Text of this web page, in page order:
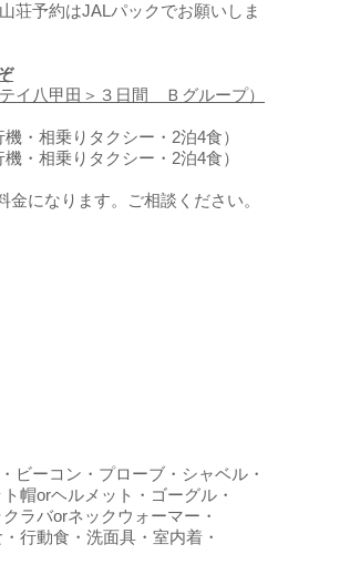
荘予約はJALパックでお願いしま
イ八甲田＞３日間 Ｂグループ）
・相乗りタクシー・2泊4食）
機・相乗りタクシー・2泊4食）
になります。ご相談ください。
ビーコン・プローブ・シャベル・
帽orヘルメット・ゴーグル・
ラバorネックウォーマー・
行動食・洗面具・室内着・